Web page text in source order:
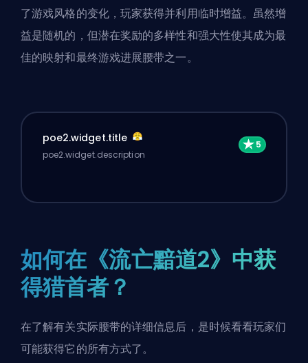
了游戏风格的变化，玩家获得并利用临时增益。虽然增
益是随机的，但潜在奖励的多样性和强大性使其成为最
佳的映射和最终游戏进展腰带之一。
poe2.widget.title
poe2.widget.description
如何在《流亡黯道2》中获
得猎首者？
在了解有关实际腰带的详细信息后，是时候看看玩家们
可能获得它的所有方式了。